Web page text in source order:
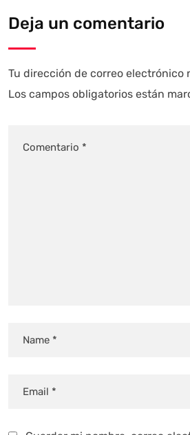
Deja un comentario
Tu dirección de correo electrónico
Los campos obligatorios están